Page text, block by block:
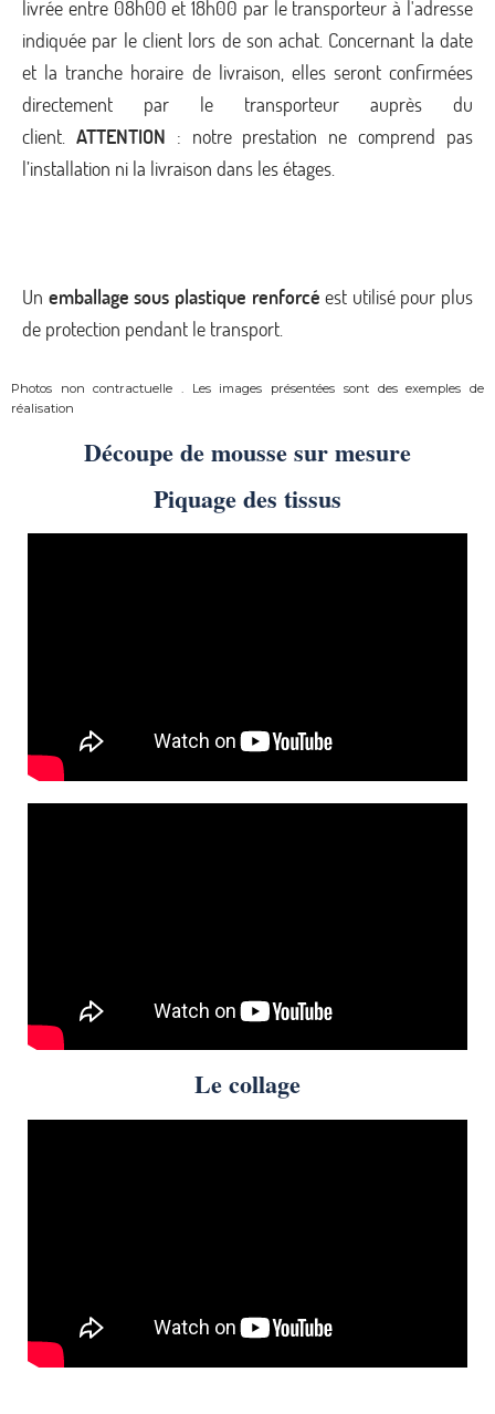
livrée entre 08h00 et 18h00 par le transporteur à l'adresse
indiquée par le client lors de son achat. Concernant la date
et la tranche horaire de livraison, elles seront confirmées
directement par le transporteur auprès du
client. ATTENTION : notre prestation ne comprend pas
l’installation ni la livraison dans les étages.
Un emballage sous plastique renforcé est utilisé pour plus
de protection pendant le transport.
Photos non contractuelle . Les images présentées sont des exemples de
réalisation
Découpe de mousse sur mesure
Piquage des tissus
Le collage